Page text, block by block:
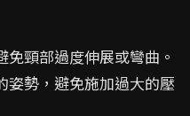
免頸部過度伸展或彎曲。
姿勢，避免施加過大的壓